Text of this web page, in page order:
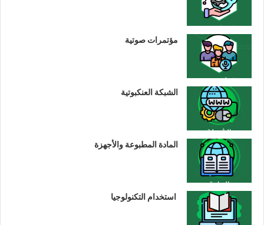
مؤتمرات صوتية
الشبكة العنكبوتية
المادة المطبوعة والأجهزة
استخدام التكنولوجيا